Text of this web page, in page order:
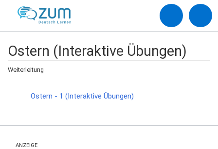
Ostern (Interaktive Übungen)
Weiterleitung
Ostern - 1 (Interaktive Übungen)
ANZEIGE